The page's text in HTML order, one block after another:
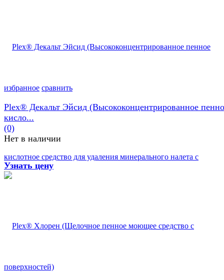
избранное сравнить
Plex® Декальт Эйсид (Высококонцентрированное
кисло...
(0)
Нет в наличии
Узнать цену